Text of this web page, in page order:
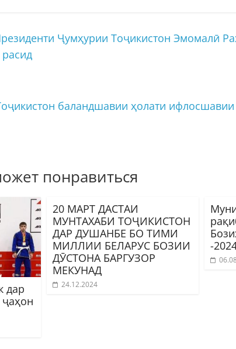
Ҷумҳурии Тоҷикистон Эмомалӣ
баландшавии ҳолати
понравиться
дар
20 МАРТ ДАСТАИ
МУНТАХАБИ ТОҶИКИСТОН
ДАР ДУШАНБЕ БО ТИМИ
МИЛЛИИ БЕЛАРУС БОЗИИ
ДӮСТОНА БАРГУЗОР
МЕКУНАД
24.12.2024
-